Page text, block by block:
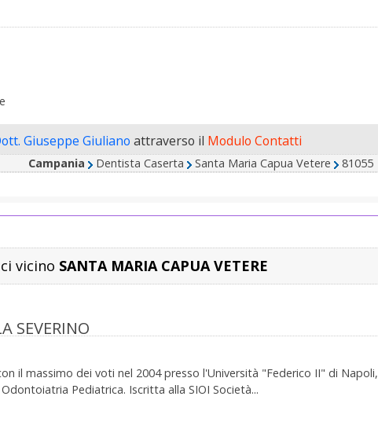
Giuseppe Giuliano attraverso il Modulo Contatti
Campania Dentista Caserta Santa Maria Capua Vetere 81055
vicino SANTA MARIA CAPUA VETERE
SEVERINO
il massimo dei voti nel 2004 presso l'Università "Federico II" di Napoli,
Pediatrica. Iscritta alla SIOI Società...